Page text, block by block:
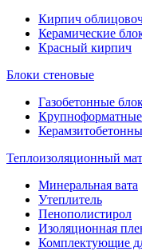
Кирпич
Керамические
Красный кирпич
Блоки стеновые
Газобетонные
Крупноформатные
Теплоизоляционный
Минеральная вата
Утеплитель
Пенополистирол
Изоляционная
Комплектующие